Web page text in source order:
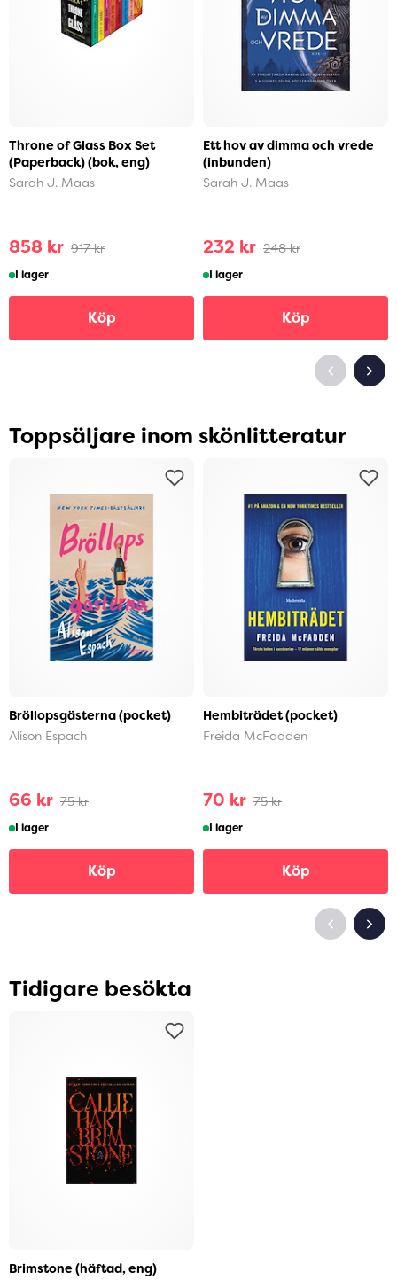
Throne of Glass Box Set
(Paperback) (bok, eng)
Sarah J. Maas
858 kr 917 kr
I lager
Köp
Ett hov av dimma och vrede
(inbunden)
Sarah J. Maas
232 kr 248 kr
I lager
Köp
Toppsäljare inom skönlitteratur
Bröllopsgästerna (pocket)
Alison Espach
66 kr 75 kr
I lager
Köp
Hembiträdet (pocket)
Freida McFadden
70 kr 75 kr
I lager
Köp
Tidigare besökta
Brimstone (häftad, eng)